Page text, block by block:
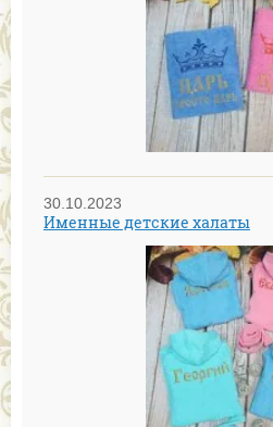
30.10.2023
Именные детские халаты